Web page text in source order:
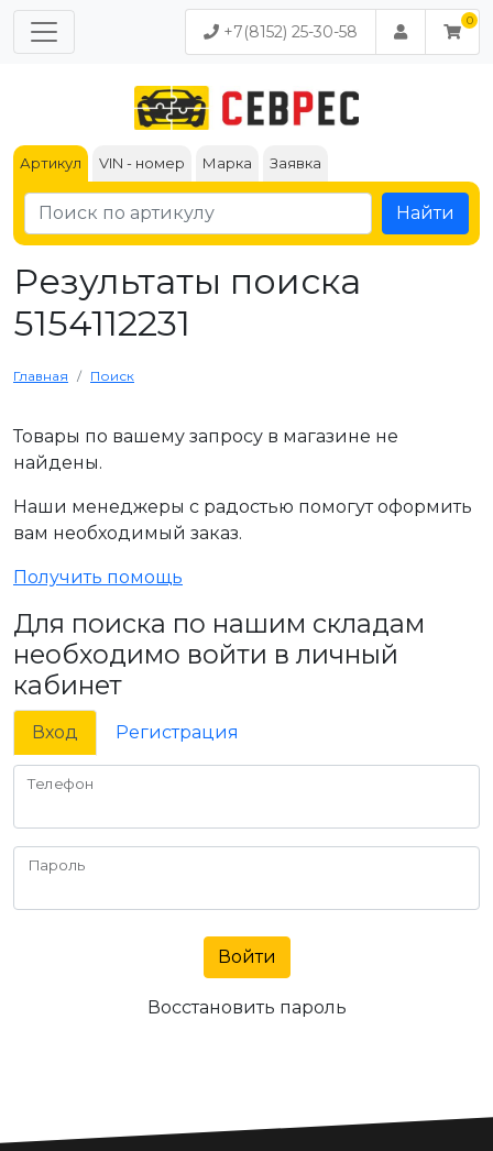
+7(8152) 25-30-58
Артикул VIN - номер Марка Заявка
Найти
Результаты поиска
5154112231
Главная Поиск
Товары по вашему запросу в магазине не
найдены.
Наши менеджеры с радостью помогут оформить
вам необходимый заказ.
Получить помощь
Для поиска по нашим складам
необходимо войти в личный
кабинет
Вход Регистрация
Телефон
Пароль
Войти
Восстановить пароль